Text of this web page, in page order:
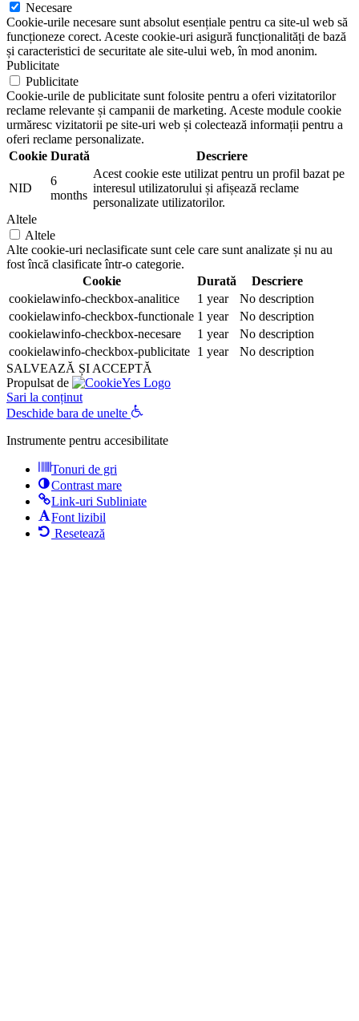
Necesare
Cookie-urile necesare sunt absolut esențiale pentru ca site-ul web să
funcționeze corect. Aceste cookie-uri asigură funcționalități de bază
și caracteristici de securitate ale site-ului web, în mod anonim.
Publicitate
Publicitate
Cookie-urile de publicitate sunt folosite pentru a oferi vizitatorilor
reclame relevante și campanii de marketing. Aceste module cookie
urmăresc vizitatorii pe site-uri web și colectează informații pentru a
oferi reclame personalizate.
Cookie Durată Descriere
NID
6
months
Acest cookie este utilizat pentru un profil bazat pe
interesul utilizatorului și afișează reclame
personalizate utilizatorilor.
Altele
Altele
Alte cookie-uri neclasificate sunt cele care sunt analizate și nu au
fost încă clasificate într-o categorie.
Cookie
Durată
Descriere
cookielawinfo-checkbox-analitice
1 year
No description
cookielawinfo-checkbox-functionale 1 year
No description
cookielawinfo-checkbox-necesare
1 year
No description
cookielawinfo-checkbox-publicitate 1 year
No description
SALVEAZĂ ȘI ACCEPTĂ
Propulsat de
Sari la conținut
Deschide bara de unelte
Instrumente pentru accesibilitate
Tonuri de gri
Contrast mare
Link-uri Subliniate
Font lizibil
Resetează